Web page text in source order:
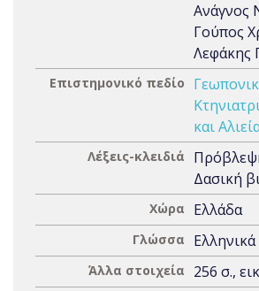
Ανάγνος
Γούπος
Λεφάκης
Επιστημονικό πεδίο
και
Λέξεις-κλειδιά
Δασική
Χώρα Ελλάδα
Γλώσσα Ελληνικά
Άλλα στοιχεία 256 σ.,